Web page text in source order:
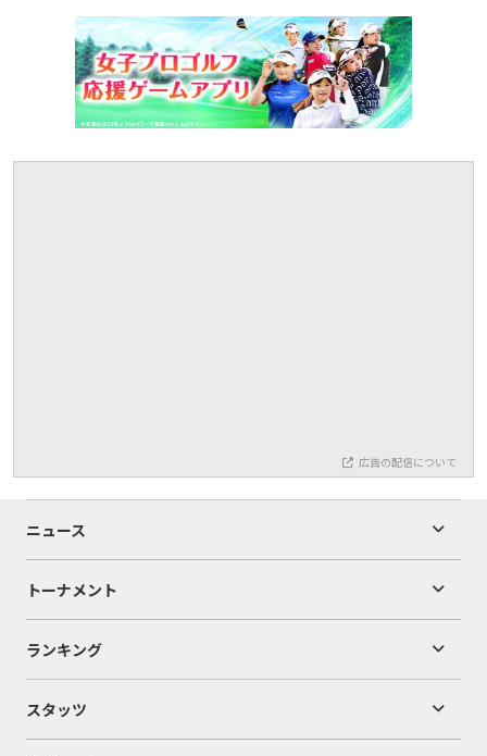
広告の配信について
ニュース
トーナメント
ランキング
スタッツ